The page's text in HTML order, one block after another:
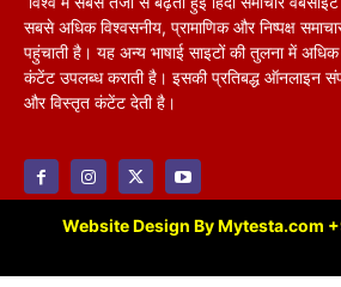
सबसे अधिक विश्वसनीय, प्रामाणिक और निष्पक्ष
पहुंचाती है। यह अन्य भाषाई साइटों की तुलना में अधिक
कंटेंट उपलब्ध कराती है। इसकी प्रतिबद्ध ऑनलाइन
और विस्तृत कंटेंट देती है।
Website Design By Mytesta.com